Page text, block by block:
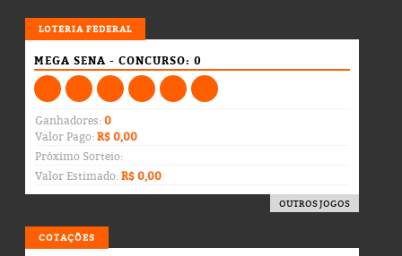
LOTERIA
MEGA SENA - CONCURSO: 0
LOTERIA FEDERAL
Ganhadores:0
Valor Pago:R$ 0,00
Próximo Sorteio:
Valor Estimado:R$ 0,00
OUTROS JOGOS
COTAÇÕES